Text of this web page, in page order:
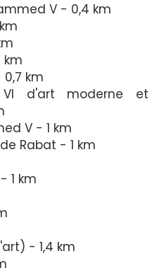
V - 0,4 km
km
km
VI d'art moderne et
V - 1 km
Rabat - 1 km
1 km
- 1,4 km